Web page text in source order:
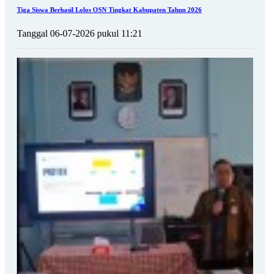
Tiga Siswa Berhasil Lolos OSN Tingkat Kabupaten Tahun 2026
Tanggal 06-07-2026 pukul 11:21